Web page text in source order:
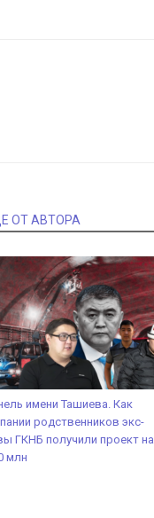
ОТ АВТОРА
имени Ташиева. Как
родственников экс-
ГКНБ получили проект на
млн